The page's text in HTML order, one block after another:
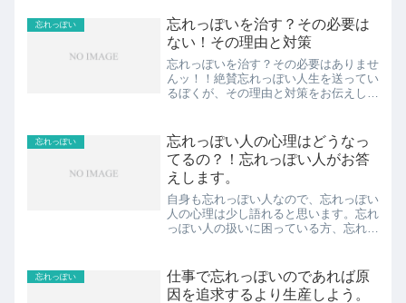
す。忘れっぽいぼくが実践している具体
的な方法を3つ紹介します...
忘れっぽい
忘れっぽいを治す？その必要は
ない！その理由と対策
忘れっぽいを治す？その必要はありませ
んッ！！絶賛忘れっぽい人生を送ってい
るぼくが、その理由と対策をお伝えしま
に？2.忘れっぽいを治す？アイディアを
出すことに専念する！3...
忘れっぽい
忘れっぽい人の心理はどうなっ
てるの？！忘れっぽい人がお答
えします。
自身も忘れっぽい人なので、忘れっぽい
人の心理は少し語れると思います。忘れ
っぽい人の扱いに困っている方、忘れっ
性です。共有しますね。 見出し1.忘れ
っぽい人の心理①過去よ...
忘れっぽい
仕事で忘れっぽいのであれば原
因を追求するより生産しよう。